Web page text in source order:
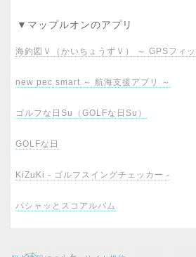
▼マップルオンのアプリ
海釣図Ｖ（かいちょうずＶ） ～ GPSフィ
new pec smart ～ 航海支援アプリ ～
ゴルフな日Su（GOLFな日Su）
GOLFな日
KiZuKi - ゴルフスイングチェッカー -
パシャッとスコアルバム